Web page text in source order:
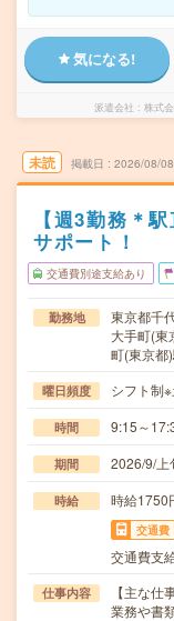
気になる!
派遣会社 株式
未読 掲載日 2026/08/08
【週3勤務＊
サポート！
交通費別途支給あり
勤務地
東京都千
大手町(東
町(東京都
曜日頻度 シフト制※
時間 9:15～
期間 2026/9/
時給 時給1750
交通費
交通費支
仕事内容
【主な
業務や書